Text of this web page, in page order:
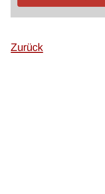
Zurück